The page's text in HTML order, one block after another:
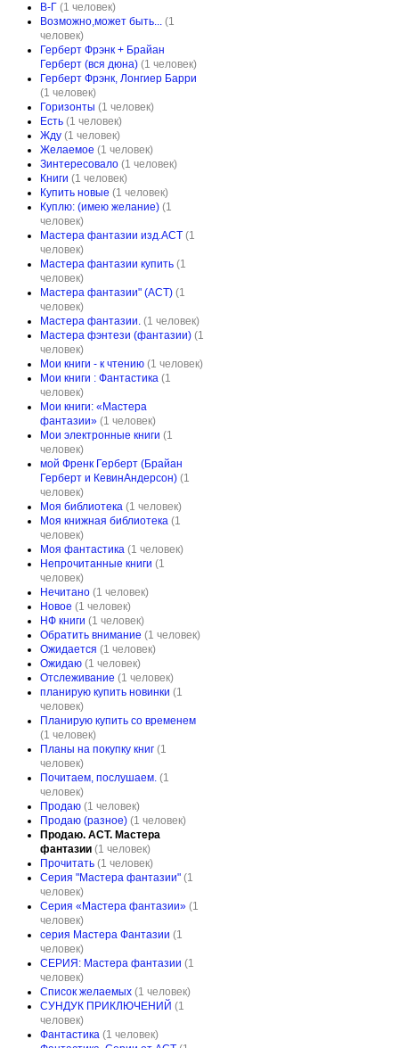
В-Г (1 человек)
Возможно,может быть... (1
человек)
Герберт Фрэнк + Брайан
Герберт (вся дюна) (1 человек)
Герберт Фрэнк, Лонгиер Барри
(1 человек)
Горизонты (1 человек)
Есть (1 человек)
Жду (1 человек)
Желаемое (1 человек)
Зинтересовало (1 человек)
Книги (1 человек)
Купить новые (1 человек)
Куплю: (имею желание) (1
человек)
Мастера фантазии изд.АСТ (1
человек)
Мастера фантазии купить (1
человек)
Мастера фантазии" (АСТ) (1
человек)
Мастера фантазии. (1 человек)
Мастера фэнтези (фантазии) (1
человек)
Мои книги - к чтению (1 человек)
Мои книги : Фантастика (1
человек)
Мои книги: «Мастера
фантазии» (1 человек)
Мои электронные книги (1
человек)
мой Френк Герберт (Брайан
Герберт и КевинАндерсон) (1
человек)
Моя библиотека (1 человек)
Моя книжная библиотека (1
человек)
Моя фантастика (1 человек)
Непрочитанные книги (1
человек)
Нечитано (1 человек)
Новое (1 человек)
НФ книги (1 человек)
Обратить внимание (1 человек)
Ожидается (1 человек)
Ожидаю (1 человек)
Отслеживание (1 человек)
планирую купить новинки (1
человек)
Планирую купить со временем
(1 человек)
Планы на покупку книг (1
человек)
Почитаем, послушаем. (1
человек)
Продаю (1 человек)
Продаю (разное) (1 человек)
Продаю. АСТ. Мастера
фантазии (1 человек)
Прочитать (1 человек)
Серия "Мастера фантазии" (1
человек)
Серия «Мастера фантазии» (1
человек)
серия Мастера Фантазии (1
человек)
СЕРИЯ: Мастера фантазии (1
человек)
Список желаемых (1 человек)
СУНДУК ПРИКЛЮЧЕНИЙ (1
человек)
Фантастика (1 человек)